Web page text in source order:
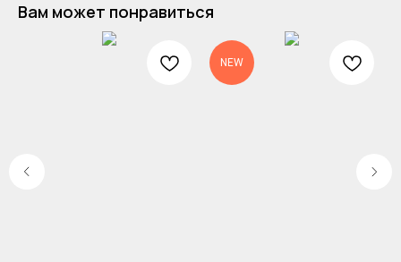
Вам может понравиться
NEW